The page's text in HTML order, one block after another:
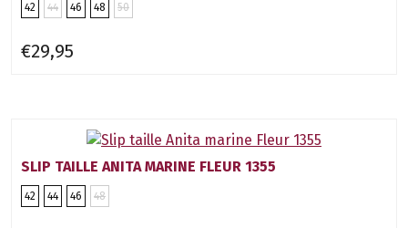
42 44 46 48 50
€29,95
SLIP TAILLE ANITA MARINE FLEUR 1355
42 44 46 48